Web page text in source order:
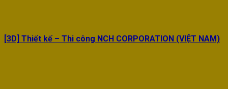
[3D] Thiết kế – Thi công NCH CORPORATION (VIỆT NAM)